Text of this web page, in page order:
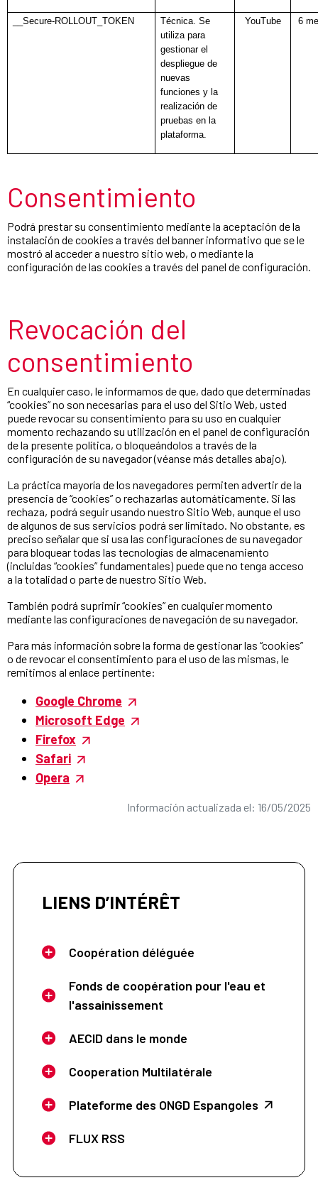
__Secure-ROLLOUT_TOKEN
Técnica. Se
utiliza para
gestionar el
despliegue de
nuevas
funciones y la
realización de
pruebas en la
plataforma.
YouTube 6
Consentimiento
Podrá prestar su consentimiento mediante la aceptación de la
instalación de cookies a través del banner informativo que se le
mostró al acceder a nuestro sitio web, o mediante la
configuración de las cookies a través del panel de configuración.
Revocación del
consentimiento
En cualquier caso, le informamos de que, dado que determinadas
“cookies” no son necesarias para el uso del Sitio Web, usted
puede revocar su consentimiento para su uso en cualquier
momento rechazando su utilización en el panel de configuración
de la presente política, o bloqueándolos a través de la
configuración de su navegador (véanse más detalles abajo).
La práctica mayoría de los navegadores permiten advertir de la
presencia de “cookies” o rechazarlas automáticamente. Si las
rechaza, podrá seguir usando nuestro Sitio Web, aunque el uso
de algunos de sus servicios podrá ser limitado. No obstante, es
preciso señalar que si usa las configuraciones de su navegador
para bloquear todas las tecnologías de almacenamiento
(incluidas “cookies” fundamentales) puede que no tenga acceso
a la totalidad o parte de nuestro Sitio Web.
También podrá suprimir “cookies” en cualquier momento
mediante las configuraciones de navegación de su navegador.
Para más información sobre la forma de gestionar las “cookies”
o de revocar el consentimiento para el uso de las mismas, le
remitimos al enlace pertinente:
Google Chrome
Microsoft Edge
Firefox
Safari
Opera
Información actualizada el: 16/05/2025
LIENS D’INTÉRÊT
Coopération déléguée
Fonds de coopération pour l'eau et
l'assainissement
AECID dans le monde
Cooperation Multilatérale
Plateforme des ONGD Espangoles
FLUX RSS